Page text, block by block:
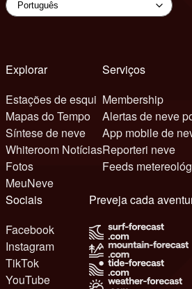
Explorar
Estações de esqui
Mapas do Tempo
Síntese de neve
Whiteroom Notícias
Fotos
MeuNeve
Serviços
Membership
Alertas de neve
App mobile de
Reporteri neve
Feeds
Sociais
Facebook
Instagram
TikTok
YouTube
Preveja cada